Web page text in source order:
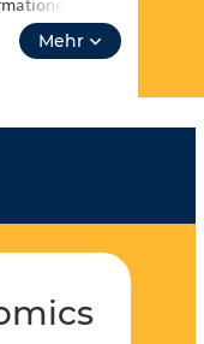
zu
zum Neusten
Themen”
es soll
wir deine
! Du
und eigene
Mehr